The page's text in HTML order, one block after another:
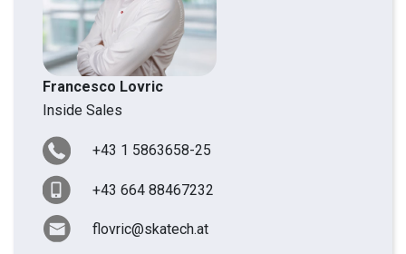
Francesco Lovric
Inside Sales
+43 1 5863658-25
+43 664 88467232
flovric@skatech.at